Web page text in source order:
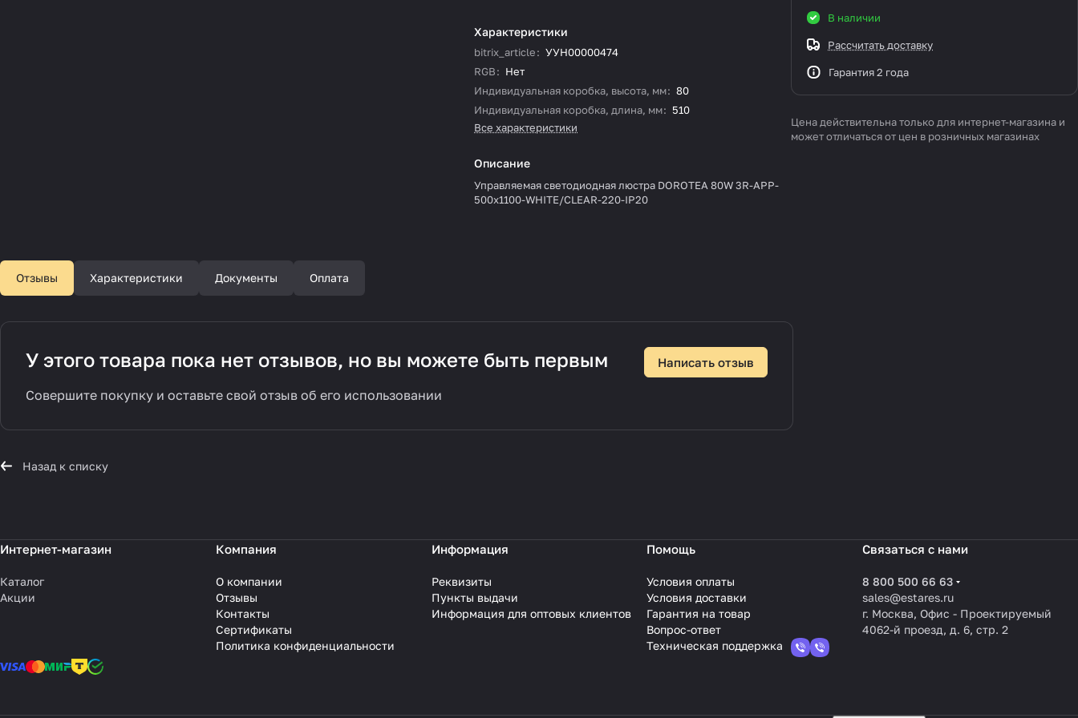
Характеристики
bitrix_article: УУН00000474
RGB: Нет
Индивидуальная коробка, высота, мм: 80
Индивидуальная коробка, длина, мм: 510
Все характеристики
Описание
Управляемая светодиодная люстра DOROTEA 80W 3R-APP-
500x1100-WHITE/CLEAR-220-IP20
В наличии
Рассчитать доставку
Гарантия 2 года
Цена действительна только для интернет-магазина и
может отличаться от цен в розничных магазинах
Отзывы Характеристики Документы Оплата
У этого товара пока нет отзывов, но вы можете быть первым
Совершите покупку и оставьте свой отзыв об его использовании
Написать отзыв
Назад к списку
Интернет-магазин
Каталог
Акции
Компания
О компании
Отзывы
Контакты
Сертификаты
Политика конфиденциальности
Информация
Реквизиты
Пункты выдачи
Информация для оптовых клиентов
Помощь
Условия оплаты
Условия доставки
Гарантия на товар
Вопрос-ответ
Техническая поддержка
Связаться с нами
8 800 500 66 63
sales@estares.ru
г. Москва, Офис - Проектируемый
4062-й проезд, д. 6, стр. 2